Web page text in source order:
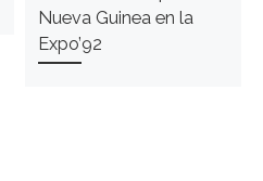
Nueva Guinea en la
Expo’92